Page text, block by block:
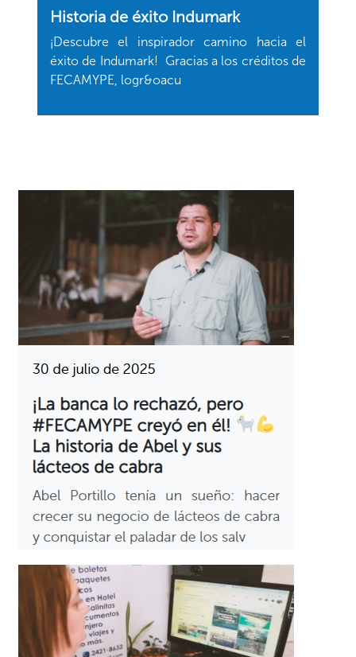
Historia de éxito Indumark
¡Descubre el inspirador camino hacia el
éxito de Indumark! Gracias a los créditos de
FECAMYPE, logr&oacu